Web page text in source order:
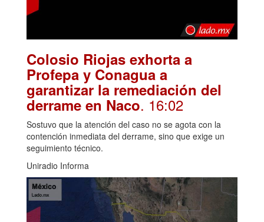
Colosio Riojas exhorta a
Profepa y Conagua a
garantizar la remediación del
derrame en Naco. 16:02
Sostuvo que la atención del caso no se agota con la
contención inmediata del derrame, sino que exige un
seguimiento técnico.
Uniradio Informa